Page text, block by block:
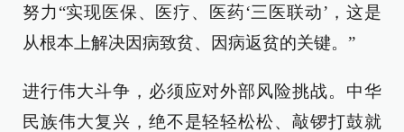
努力“实现医保、医疗、医药‘三医联动’，这是
从根本上解决因病致贫、因病返贫的关键。”
进行伟大斗争，必须应对外部风险挑战。中华
民族伟大复兴，绝不是轻轻松松、敲锣打鼓就